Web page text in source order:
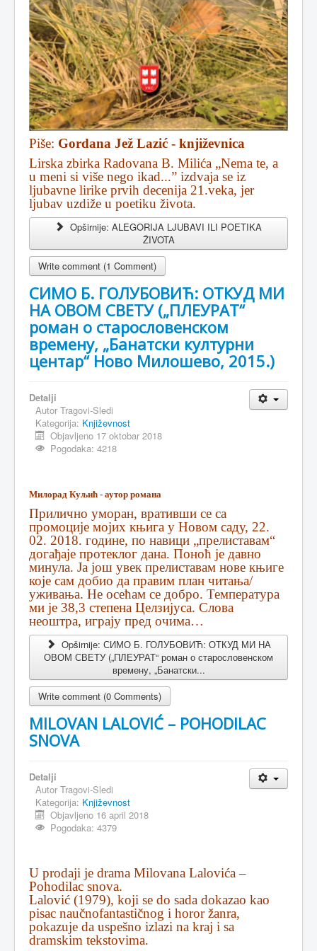
Piše: Gordana Jež Lazić - književnica
Lirska zbirka Radovana B. Milića „Nema te, a
u meni si više nego ikad...” izdvaja se iz
ljubavne lirike prvih decenija 21.veka, jer
ljubav uzdiže u poetiku života.
Opširnije: ALEGORIJA LJUBAVI ILI POETIKA
ŽIVOTA
Write comment (1 Comment)
СИМО Б. ГОЛУБОВИЋ: ОТКУД МИ
НА ОВОМ СВЕТУ („ПЛЕУРАТ“
роман о старословенском
времену, „Банатски културни
центар“ Ново Милошево, 2015.)
Detalji
Autor Tragovi-Sledi
Kategorija: Književnost
Objavljeno 17 oktobar 2018
Pogodaka: 4218
Милорад Куљић - аутор романа
Прилично уморан, вративши се са
промоције мојих књига у Новом саду, 22.
02. 2018. године, по навици „прелиставам“
догађаје протеклог дана. Поноћ је давно
минула. Ја још увек прелиставам нове књиге
које сам добио да правим план читања/
уживања. Не осећам се добро. Температура
ми је 38,3 степена Целзијуса. Слова
неоштра, играју пред очима…
Opširnije: СИМО Б. ГОЛУБОВИЋ: ОТКУД МИ НА
ОВОМ СВЕТУ („ПЛЕУРАТ“ роман о старословенском
времену, „Банатски...
Write comment (0 Comments)
MILOVAN LALOVIĆ – POHODILAC
SNOVA
Detalji
Autor Tragovi-Sledi
Kategorija: Književnost
Objavljeno 16 april 2018
Pogodaka: 4379
U prodaji je drama Milovana Lalovića –
Pohodilac snova.
Lalović (1979), koji se do sada dokazao kao
pisac naučnofantastičnog i horor žanra,
pokazuje da uspešno izlazi na kraj i sa
dramskim tekstovima.